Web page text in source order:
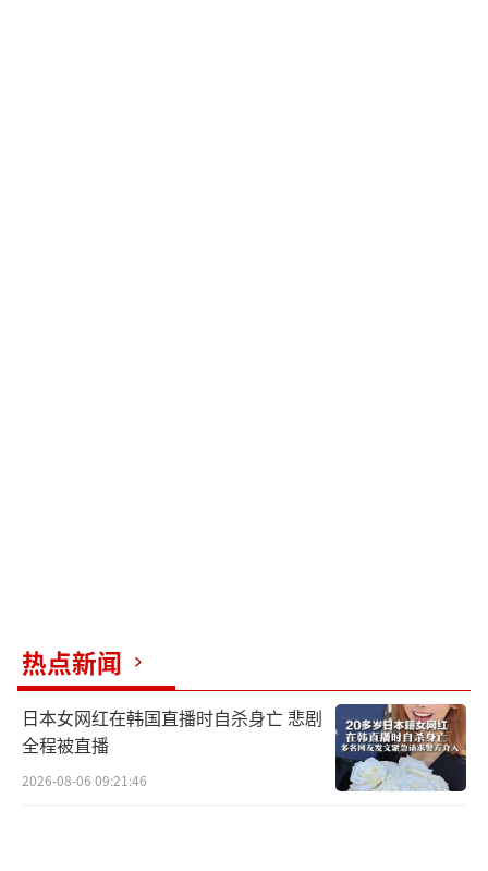
热点新闻
日本女网红在韩国直播时自杀身亡 悲剧
全程被直播
2026-08-06 09:21:46